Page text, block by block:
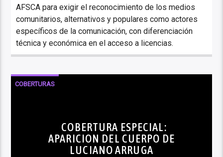
AFSCA para exigir el reconocimiento de los medios
comunitarios, alternativos y populares como actores
específicos de la comunicación, con diferenciación
técnica y económica en el acceso a licencias.
COBERTURAS
COBERTURA ESPECIAL:
APARICION DEL CUERPO DE
LUCIANO ARRUGA